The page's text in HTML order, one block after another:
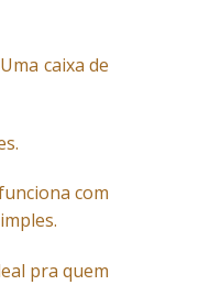
caixa de
com
pra quem